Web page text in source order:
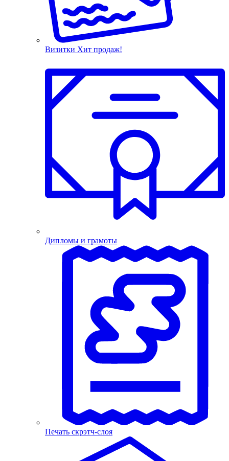
Визитки Хит продаж!
Дипломы и грамоты
Печать скрэтч-слоя